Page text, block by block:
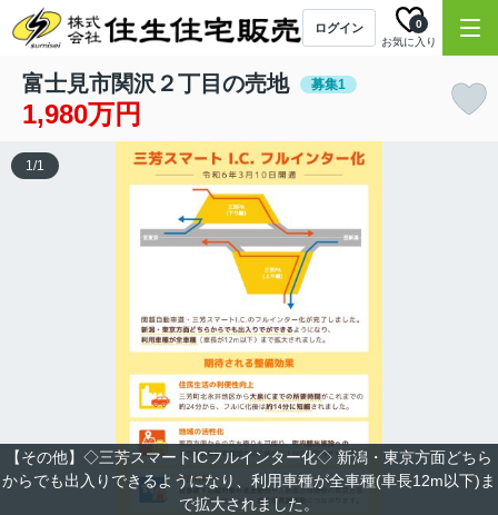
ログイン
お気に入り
0
富士見市関沢２丁目の売地 募集1
1,980万円
【その他】◇三芳スマートICフルインター化◇ 新潟・東京方面どちら
からでも出入りできるようになり、利用車種が全車種(車長12m以下)ま
で拡大されました。
1/1